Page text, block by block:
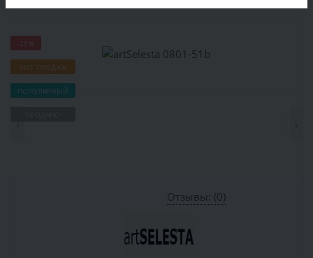
-25%
ХИТ ПРОДАЖ
ПОПУЛЯРНЫЙ
Отзывы: (0)